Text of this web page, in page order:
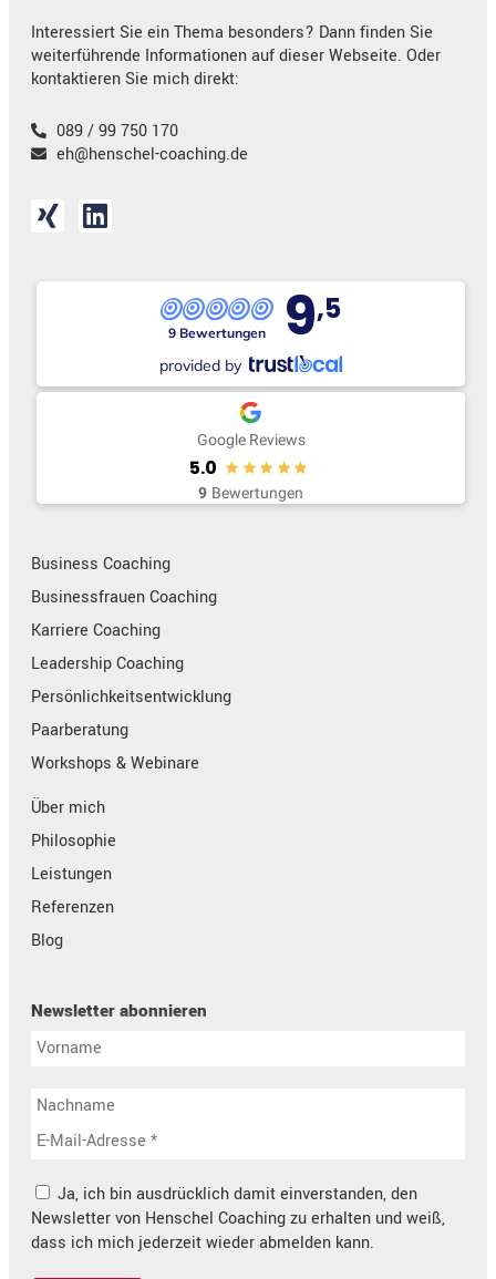
Interessiert Sie ein Thema besonders? Dann finden Sie
weiterführende Informationen auf dieser Webseite. Oder
kontaktieren Sie mich direkt:
089 / 99 750 170
eh@henschel-coaching.de
9 Bewertungen 9,5
provided by
Google Reviews
5.0
9 Bewertungen
Business Coaching
Businessfrauen Coaching
Karriere Coaching
Leadership Coaching
Persönlichkeitsentwicklung
Paarberatung
Workshops & Webinare
Über mich
Philosophie
Leistungen
Referenzen
Blog
Newsletter abonnieren
Ja, ich bin ausdrücklich damit einverstanden, den
Newsletter von Henschel Coaching zu erhalten und weiß,
dass ich mich jederzeit wieder abmelden kann.